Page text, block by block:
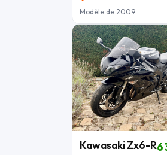
Modèle de 2009
Kawasaki Zx6-R6